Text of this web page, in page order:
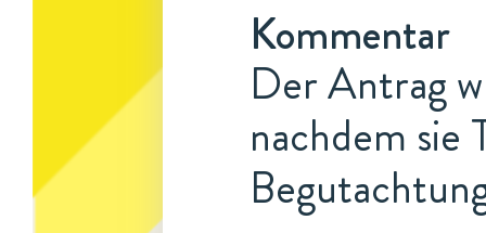
Kommentar
Der Antrag
nachdem sie